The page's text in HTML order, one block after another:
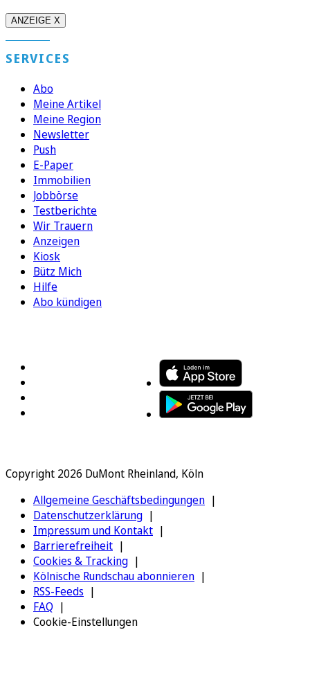
ANZEIGE X
SERVICES
Abo
Meine Artikel
Meine Region
Newsletter
Push
E-Paper
Immobilien
Jobbörse
Testberichte
Wir Trauern
Anzeigen
Kiosk
Bütz Mich
Hilfe
Abo kündigen
Copyright 2026 DuMont Rheinland, Köln
Allgemeine Geschäftsbedingungen
Datenschutzerklärung
Impressum und Kontakt
Barrierefreiheit
Cookies & Tracking
Kölnische Rundschau abonnieren
RSS-Feeds
FAQ
Cookie-Einstellungen